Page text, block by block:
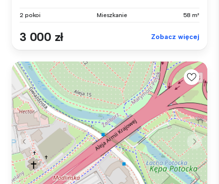
2 pokoi Mieszkanie 58 m²
3 000 zł Zobacz więcej